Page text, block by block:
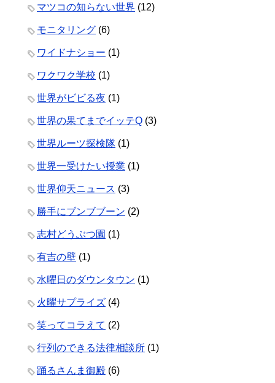
マツコの知らない世界 (12)
モニタリング (6)
ワイドナショー (1)
ワクワク学校 (1)
世界がビビる夜 (1)
世界の果てまでイッテQ (3)
世界ルーツ探検隊 (1)
世界一受けたい授業 (1)
世界仰天ニュース (3)
勝手にブンブブーン (2)
志村どうぶつ園 (1)
有吉の壁 (1)
水曜日のダウンタウン (1)
火曜サプライズ (4)
笑ってコラえて (2)
行列のできる法律相談所 (1)
踊るさんま御殿 (6)